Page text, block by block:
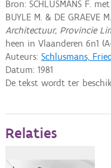
Bron: SCHLUSMANS F.
BUYLE M. & DE GRAEVE
Architectuur, Provincie
heen in Vlaanderen 6n1
Auteurs:Schlusmans,
Datum:1981
De tekst wordt ter
Relaties